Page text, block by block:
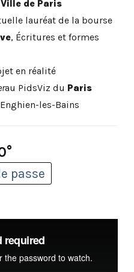
de Paris
lauréat de la bourse
, Écritures et formes
en réalité
au PidsViz du Paris
les-Bains
passe